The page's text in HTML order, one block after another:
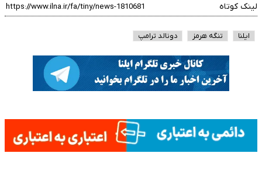
لینک کوتاه
ایلنا تنگه هرمز دونالد ترامپ